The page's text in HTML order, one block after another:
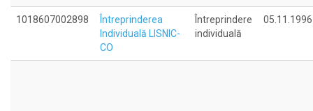
1018607002898
Întreprinderea
Individuală LISNIC-
CO
Întreprindere
individuală
05.11.1996